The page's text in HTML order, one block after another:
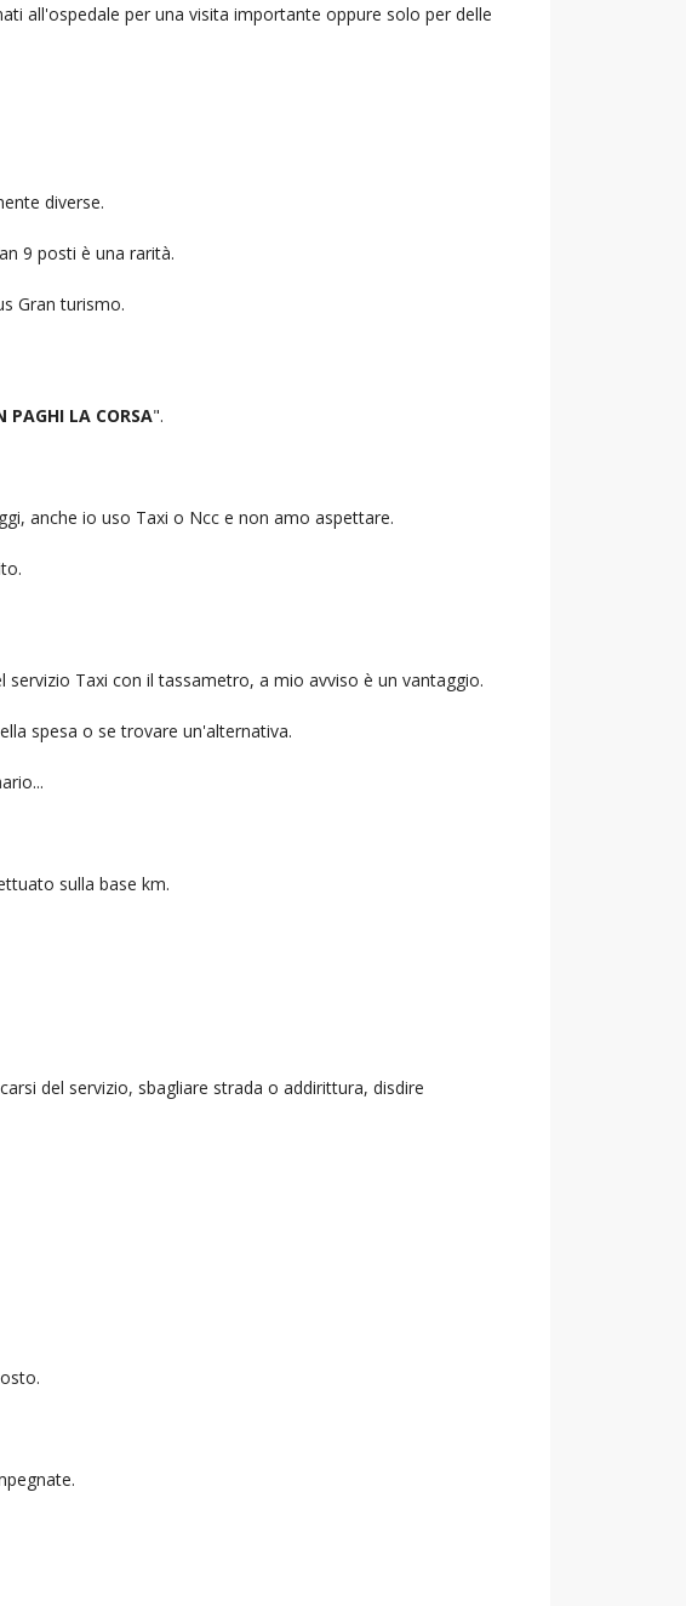
all'ospedale per una visita importante oppure solo per delle
diverse.
9 posti è una rarità.
Gran turismo.
PAGHI LA CORSA".
anche io uso Taxi o Ncc e non amo aspettare.
Taxi con il tassametro, a mio avviso è un vantaggio.
spesa o se trovare un'alternativa.
sulla base km.
del servizio, sbagliare strada o addirittura, disdire